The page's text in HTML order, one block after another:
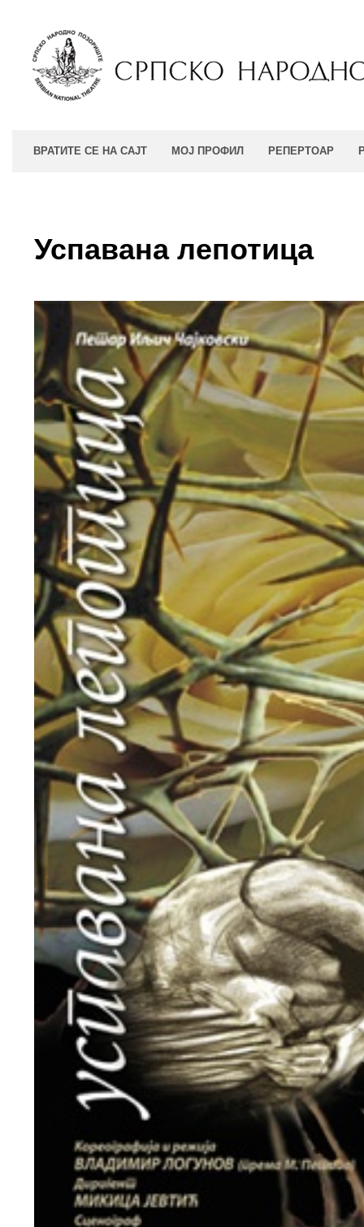
ВРАТИТЕ СЕ НА САЈТ МОЈ ПРОФИЛ РЕПЕРТОАР
Успавана лепотица